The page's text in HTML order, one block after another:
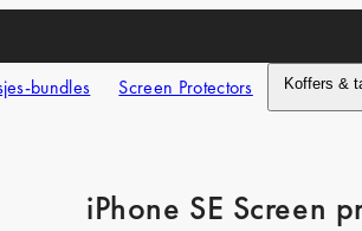
bundles Screen Protectors Koffers &
iPhone SE Screen